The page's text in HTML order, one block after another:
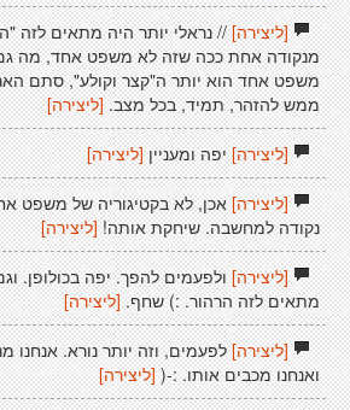
[ליצירה]// נראלי יותר היה מתאים לזה
מנקודה אחת ככה שזה לא משפט אחד, מה גם
משפט אחד הוא יותר ה"קצר וקולע", סתם
ממש להזהר, תמיד, בכל מצב. [ליצירה]
[ליצירה]יפה ומעניין[ליצירה]
[ליצירה]אכן, לא בקטיגוריה של משפט
נקודה למחשבה. שיחקת אותה! [ליצירה]
[ליצירה]ולפעמים להפך. יפה בכולופן.
מתאים לזה הרהור. :) שחף. [ליצירה]
[ליצירה]לפעמים, וזה יותר נורא. אנחנו
ואנחנו מכבים אותו. :-( [ליצירה]